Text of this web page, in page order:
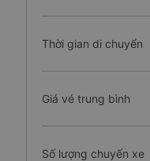
Thời gian di chuyển
Giá vé trung bình
Số lượng chuyến xe